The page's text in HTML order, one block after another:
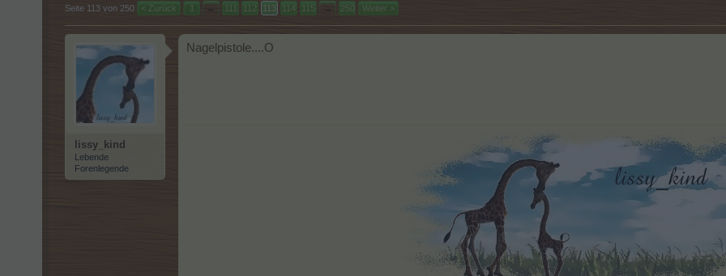
Seite 113 von 250 < Zurück 1 ← 111 112 113 114 115 → 250 Weiter >
lissy_kind
Lebende
Forenlegende
Nagelpistole....O